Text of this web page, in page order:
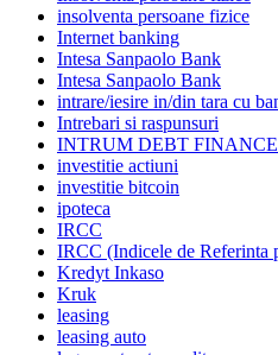
insolventa persoane fizice
Internet banking
Intesa Sanpaolo Bank
Intesa Sanpaolo Bank
intrare/iesire in/din tara cu
Intrebari si raspunsuri
INTRUM DEBT
investitie actiuni
investitie bitcoin
ipoteca
IRCC
IRCC (Indicele de Referinta
Kredyt Inkaso
Kruk
leasing
leasing auto